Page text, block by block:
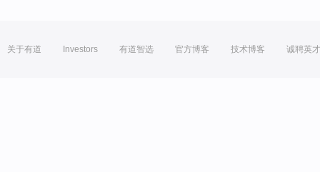
关于有道 Investors 有道智选 官方博客 技术博客 诚聘英才